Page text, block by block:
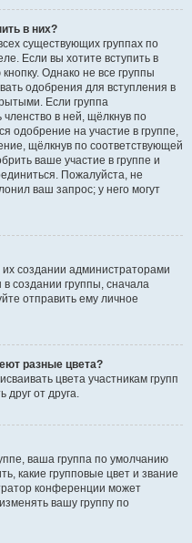
в них?
существующих группах по
Если вы хотите вступить в
Однако не все группы
одобрения для вступления в
Если группа
в ней, щёлкнув по
одобрение на участие в группе,
щёлкнув по соответствующей
ваше участие в группе и
Пожалуйста, не
ваш запрос; у него могут
создании администраторами
создании группы, сначала
отправить ему личное
разные цвета?
цвета участникам групп
друг от друга.
ваша группа по умолчанию
какие групповые цвет и звание
конференции может
вашу группу по